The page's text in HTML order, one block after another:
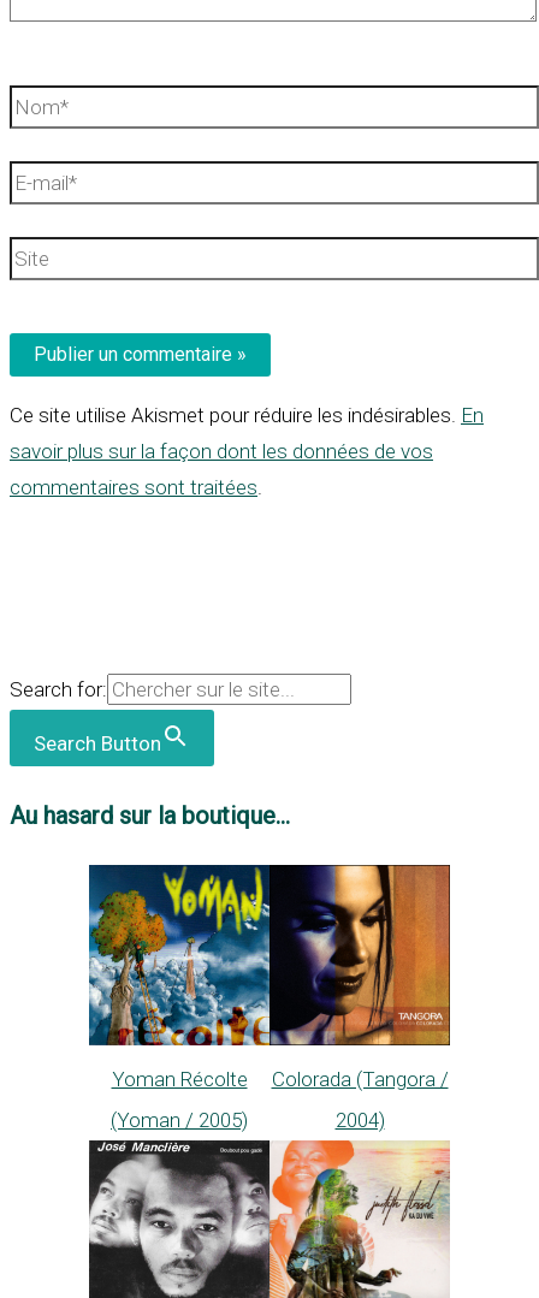
Nom*
E-
Site
Ce site utilise Akismet pour réduire les indésirables. En
savoir plus sur la façon dont les données de vos
commentaires sont traitées
Search for:
Search Button
Au hasard sur la boutique...
Yoman Récolte
(Yoman / 2005)
Colorada (Tangora /
2004)